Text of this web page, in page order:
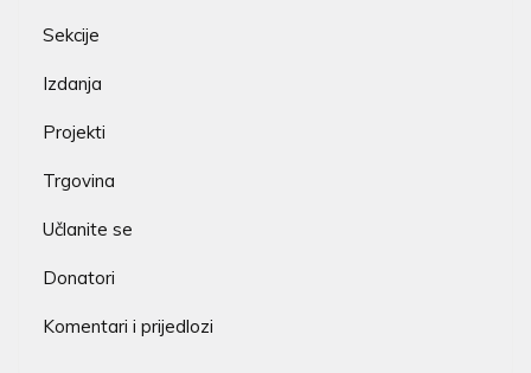
Sekcije
Izdanja
Projekti
Trgovina
Učlanite se
Donatori
Komentari i prijedlozi